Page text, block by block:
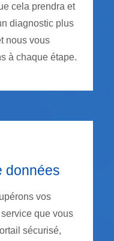
cela prendra et
diagnostic plus
nous vous
à chaque étape.
données
vos
que vous
sécurisé,